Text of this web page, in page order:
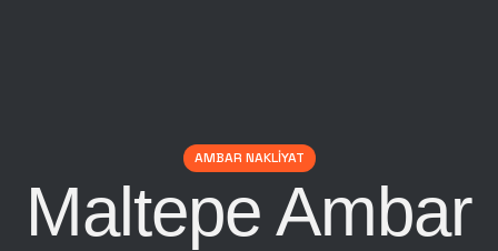
AMBAR NAKLIYAT
Maltepe Ambar